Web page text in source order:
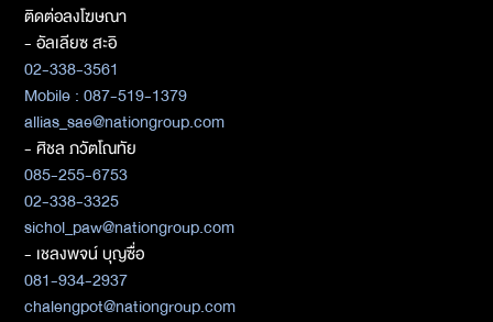
ติดต่อลงโฆษณา
- อัลเลียซ สะอิ
02-338-3561
Mobile : 087-519-1379
allias_sae@nationgroup.com
- ศิชล ภวัตโณทัย
085-255-6753
02-338-3325
sichol_paw@nationgroup.com
- เชลงพจน์ บุญซื่อ
081-934-2937
chalengpot@nationgroup.com